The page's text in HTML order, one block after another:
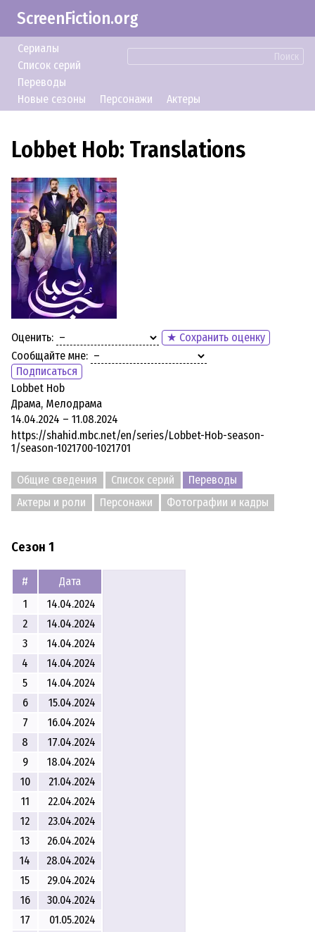
ScreenFiction.org
Поиск
Сериалы
Список серий
Переводы
Новые сезоны
Персонажи Актеры
Lobbet Hob: Translations
Оценить:
★ Сохранить оценку
Сообщайте мне:
Подписаться
Lobbet Hob
Драма, Мелодрама
14.04.2024 – 11.08.2024
https://shahid.mbc.net/en/series/Lobbet-Hob-season-
1/season-1021700-1021701
Общие сведения Список серий
Переводы
Актеры и роли
Персонажи Фотографии и кадры
Сезон 1
# Дата
1
14.04.2024
2
14.04.2024
3
14.04.2024
4
14.04.2024
5
14.04.2024
6
15.04.2024
7
16.04.2024
8
17.04.2024
9
18.04.2024
10
21.04.2024
11
22.04.2024
12
23.04.2024
13
26.04.2024
14
28.04.2024
15
29.04.2024
16
30.04.2024
17
01.05.2024